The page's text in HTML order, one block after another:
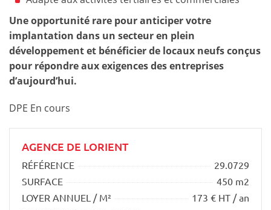
Une opportunité rare pour anticiper votre
implantation dans un secteur en plein
développement et bénéficier de locaux neufs conçus
pour répondre aux exigences des entreprises
d’aujourd’hui.
DPE En cours
AGENCE DE LORIENT
RÉFÉRENCE
29.0729
SURFACE
450 m2
LOYER ANNUEL / M²
173 € HT / an